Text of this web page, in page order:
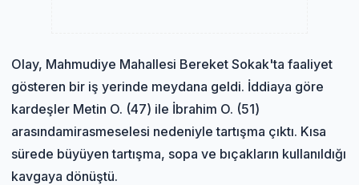
Olay, Mahmudiye Mahallesi Bereket Sokak'ta faaliyet
gösteren bir iş yerinde meydana geldi. İddiaya göre
kardeşler Metin O. (47) ile İbrahim O. (51)
arasındamirasmeselesi nedeniyle tartışma çıktı. Kısa
sürede büyüyen tartışma, sopa ve bıçakların kullanıldığı
kavgaya dönüştü.